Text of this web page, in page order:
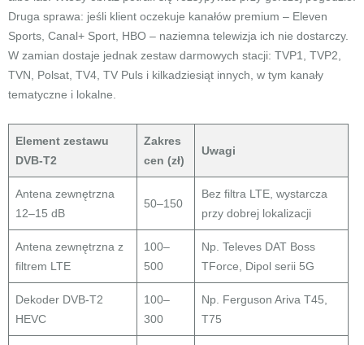
Druga sprawa: jeśli klient oczekuje kanałów premium – Eleven
Sports, Canal+ Sport, HBO – naziemna telewizja ich nie dostarczy.
W zamian dostaje jednak zestaw darmowych stacji: TVP1, TVP2,
TVN, Polsat, TV4, TV Puls i kilkadziesiąt innych, w tym kanały
tematyczne i lokalne.
Element zestawu
DVB-T2
Zakres
cen (zł)
Uwagi
Antena zewnętrzna
12–15 dB
50–150
Bez filtra LTE, wystarcza
przy dobrej lokalizacji
Antena zewnętrzna z
filtrem LTE
100–
500
Np. Televes DAT Boss
TForce, Dipol serii 5G
Dekoder DVB-T2
HEVC
100–
300
Np. Ferguson Ariva T45,
T75